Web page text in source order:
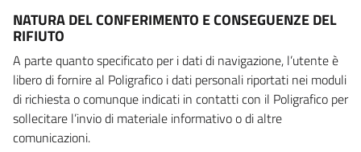
NATURA DEL CONFERIMENTO E CONSEGUENZE DEL
RIFIUTO
A parte quanto specificato per i dati di navigazione, l’utente è
libero di fornire al Poligrafico i dati personali riportati nei moduli
di richiesta o comunque indicati in contatti con il Poligrafico per
sollecitare l’invio di materiale informativo o di altre
comunicazioni.